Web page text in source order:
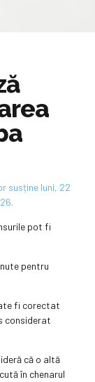
susține luni, 22
pot fi
pentru
fi corectat
considerat
că o altă
în chenarul